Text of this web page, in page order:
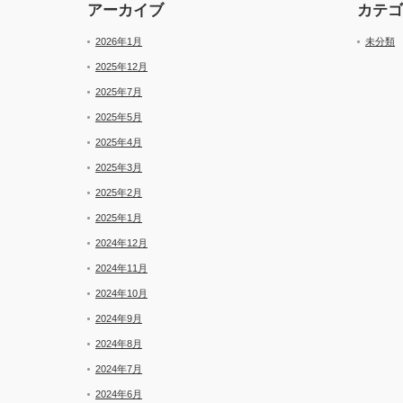
アーカイブ
2026年1月
2025年12月
2025年7月
2025年5月
2025年4月
2025年3月
2025年2月
2025年1月
2024年12月
2024年11月
2024年10月
2024年9月
2024年8月
2024年7月
2024年6月
カテ
未分類